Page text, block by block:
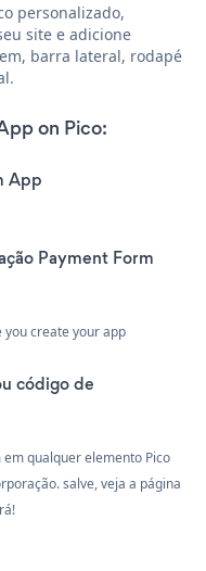
personalizado,
site e adicione
barra lateral, rodapé
on Pico:
App
Payment Form
you create your app
código de
qualquer elemento Pico
salve, veja a página